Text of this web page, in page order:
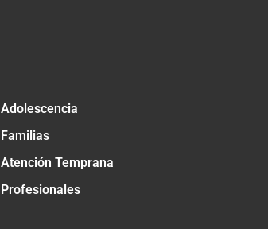
Adolescencia
Familias
Atención Temprana
Profesionales